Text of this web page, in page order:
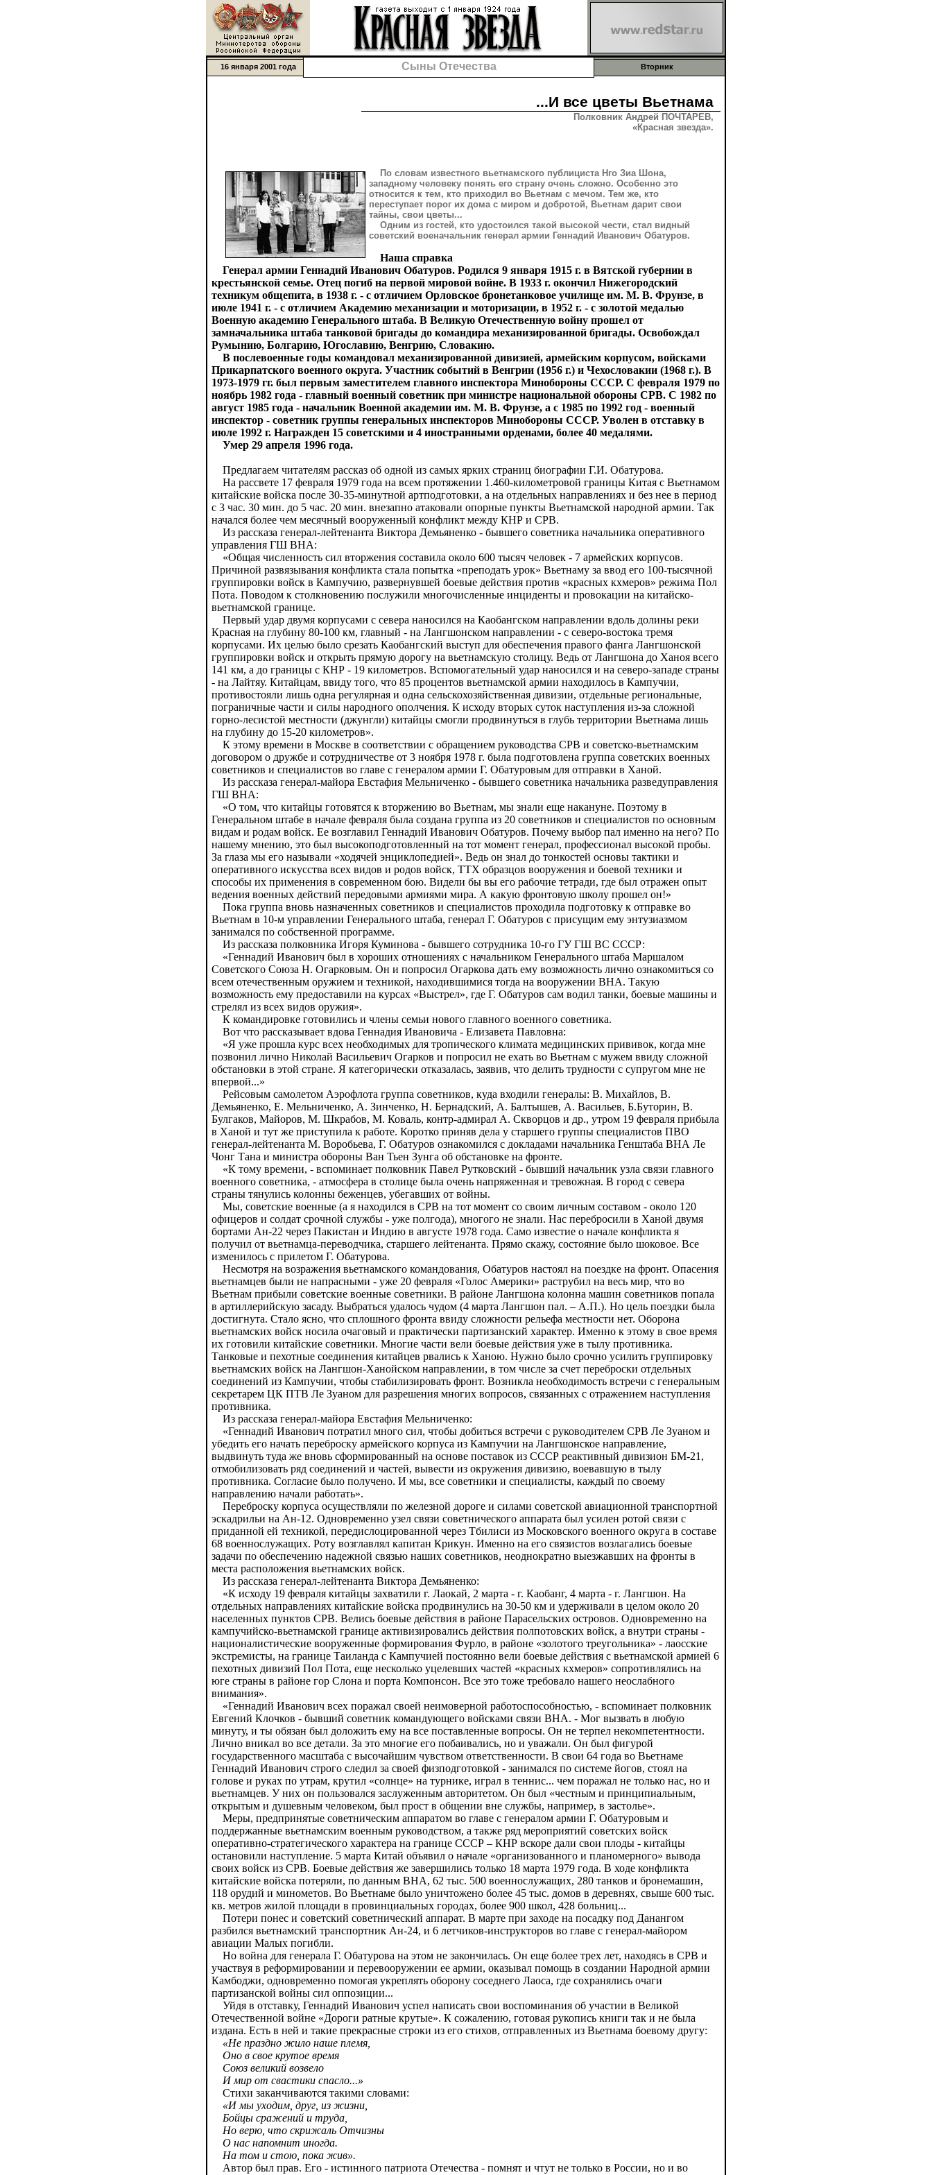
16 января 2001 года Сыны Отечества Вторник
...И все цветы Вьетнама
Полковник Андрей ПОЧТАРЕВ,
«Красная звезда».
По словам известного вьетнамского публициста Нго Зиа Шона,
западному человеку понять его страну очень сложно. Особенно это
относится к тем, кто приходил во Вьетнам с мечом. Тем же, кто
переступает порог их дома с миром и добротой, Вьетнам дарит свои
тайны, свои цветы...
Одним из гостей, кто удостоился такой высокой чести, стал видный
советский военачальник генерал армии Геннадий Иванович Обатуров.
Наша справка
Генерал армии Геннадий Иванович Обатуров. Родился 9 января 1915 г. в Вятской губернии в
крестьянской семье. Отец погиб на первой мировой войне. В 1933 г. окончил Нижегородский
техникум общепита, в 1938 г. - с отличием Орловское бронетанковое училище им. М. В. Фрунзе, в
июле 1941 г. - с отличием Академию механизации и моторизации, в 1952 г. - с золотой медалью
Военную академию Генерального штаба. В Великую Отечественную войну прошел от
замначальника штаба танковой бригады до командира механизированной бригады. Освобождал
Румынию, Болгарию, Югославию, Венгрию, Словакию.
В послевоенные годы командовал механизированной дивизией, армейским корпусом, войсками
Прикарпатского военного округа. Участник событий в Венгрии (1956 г.) и Чехословакии (1968 г.). В
1973-1979 гг. был первым заместителем главного инспектора Минобороны СССР. С февраля 1979 по
ноябрь 1982 года - главный военный советник при министре национальной обороны СРВ. С 1982 по
август 1985 года - начальник Военной академии им. М. В. Фрунзе, а с 1985 по 1992 год - военный
инспектор - советник группы генеральных инспекторов Минобороны СССР. Уволен в отставку в
июле 1992 г. Награжден 15 советскими и 4 иностранными орденами, более 40 медалями.
Умер 29 апреля 1996 года.
Предлагаем читателям рассказ об одной из самых ярких страниц биографии Г.И. Обатурова.
На рассвете 17 февраля 1979 года на всем протяжении 1.460-километровой границы Китая с Вьетнамом
китайские войска после 30-35-минутной артподготовки, а на отдельных направлениях и без нее в период
с 3 час. 30 мин. до 5 час. 20 мин. внезапно атаковали опорные пункты Вьетнамской народной армии. Так
начался более чем месячный вооруженный конфликт между КНР и СРВ.
Из рассказа генерал-лейтенанта Виктора Демьяненко - бывшего советника начальника оперативного
управления ГШ ВНА:
«Общая численность сил вторжения составила около 600 тысяч человек - 7 армейских корпусов.
Причиной развязывания конфликта стала попытка «преподать урок» Вьетнаму за ввод его 100-тысячной
группировки войск в Кампучию, развернувшей боевые действия против «красных кхмеров» режима Пол
Пота. Поводом к столкновению послужили многочисленные инциденты и провокации на китайско-
вьетнамской границе.
Первый удар двумя корпусами с севера наносился на Каобангском направлении вдоль долины реки
Красная на глубину 80-100 км, главный - на Лангшонском направлении - с северо-востока тремя
корпусами. Их целью было срезать Каобангский выступ для обеспечения правого фанга Лангшонской
группировки войск и открыть прямую дорогу на вьетнамскую столицу. Ведь от Лангшона до Ханоя всего
141 км, а до границы с КНР - 19 километров. Вспомогательный удар наносился и на северо-западе страны
- на Лайтяу. Китайцам, ввиду того, что 85 процентов вьетнамской армии находилось в Кампучии,
противостояли лишь одна регулярная и одна сельскохозяйственная дивизии, отдельные региональные,
пограничные части и силы народного ополчения. К исходу вторых суток наступления из-за сложной
горно-лесистой местности (джунгли) китайцы смогли продвинуться в глубь территории Вьетнама лишь
на глубину до 15-20 километров».
К этому времени в Москве в соответствии с обращением руководства СРВ и советско-вьетнамским
договором о дружбе и сотрудничестве от 3 ноября 1978 г. была подготовлена группа советских военных
советников и специалистов во главе с генералом армии Г. Обатуровым для отправки в Ханой.
Из рассказа генерал-майора Евстафия Мельниченко - бывшего советника начальника разведуправления
ГШ ВНА:
«О том, что китайцы готовятся к вторжению во Вьетнам, мы знали еще накануне. Поэтому в
Генеральном штабе в начале февраля была создана группа из 20 советников и специалистов по основным
видам и родам войск. Ее возглавил Геннадий Иванович Обатуров. Почему выбор пал именно на него? По
нашему мнению, это был высокоподготовленный на тот момент генерал, профессионал высокой пробы.
За глаза мы его называли «ходячей энциклопедией». Ведь он знал до тонкостей основы тактики и
оперативного искусства всех видов и родов войск, ТТХ образцов вооружения и боевой техники и
способы их применения в современном бою. Видели бы вы его рабочие тетради, где был отражен опыт
ведения военных действий передовыми армиями мира. А какую фронтовую школу прошел он!»
Пока группа вновь назначенных советников и специалистов проходила подготовку к отправке во
Вьетнам в 10-м управлении Генерального штаба, генерал Г. Обатуров с присущим ему энтузиазмом
занимался по собственной программе.
Из рассказа полковника Игоря Куминова - бывшего сотрудника 10-го ГУ ГШ ВС СССР:
«Геннадий Иванович был в хороших отношениях с начальником Генерального штаба Маршалом
Советского Союза Н. Огарковым. Он и попросил Огаркова дать ему возможность лично ознакомиться со
всем отечественным оружием и техникой, находившимися тогда на вооружении ВНА. Такую
возможность ему предоставили на курсах «Выстрел», где Г. Обатуров сам водил танки, боевые машины и
стрелял из всех видов оружия».
К командировке готовились и члены семьи нового главного военного советника.
Вот что рассказывает вдова Геннадия Ивановича - Елизавета Павловна:
«Я уже прошла курс всех необходимых для тропического климата медицинских прививок, когда мне
позвонил лично Николай Васильевич Огарков и попросил не ехать во Вьетнам с мужем ввиду сложной
обстановки в этой стране. Я категорически отказалась, заявив, что делить трудности с супругом мне не
впервой...»
Рейсовым самолетом Аэрофлота группа советников, куда входили генералы: В. Михайлов, В.
Демьяненко, Е. Мельниченко, А. Зинченко, Н. Бернадский, А. Балтышев, А. Васильев, Б.Буторин, В.
Булгаков, Майоров, М. Шкрабов, М. Коваль, контр-адмирал А. Скворцов и др., утром 19 февраля прибыла
в Ханой и тут же приступила к работе. Коротко приняв дела у старшего группы специалистов ПВО
генерал-лейтенанта М. Воробьева, Г. Обатуров ознакомился с докладами начальника Генштаба ВНА Ле
Чонг Тана и министра обороны Ван Тьен Зунга об обстановке на фронте.
«К тому времени, - вспоминает полковник Павел Рутковский - бывший начальник узла связи главного
военного советника, - атмосфера в столице была очень напряженная и тревожная. В город с севера
страны тянулись колонны беженцев, убегавших от войны.
Мы, советские военные (а я находился в СРВ на тот момент со своим личным составом - около 120
офицеров и солдат срочной службы - уже полгода), многого не знали. Нас перебросили в Ханой двумя
бортами Ан-22 через Пакистан и Индию в августе 1978 года. Само известие о начале конфликта я
получил от вьетнамца-переводчика, старшего лейтенанта. Прямо скажу, состояние было шоковое. Все
изменилось с прилетом Г. Обатурова.
Несмотря на возражения вьетнамского командования, Обатуров настоял на поездке на фронт. Опасения
вьетнамцев были не напрасными - уже 20 февраля «Голос Америки» раструбил на весь мир, что во
Вьетнам прибыли советские военные советники. В районе Лангшона колонна машин советников попала
в артиллерийскую засаду. Выбраться удалось чудом (4 марта Лангшон пал. – А.П.). Но цель поездки была
достигнута. Стало ясно, что сплошного фронта ввиду сложности рельефа местности нет. Оборона
вьетнамских войск носила очаговый и практически партизанский характер. Именно к этому в свое время
их готовили китайские советники. Многие части вели боевые действия уже в тылу противника.
Танковые и пехотные соединения китайцев рвались к Ханою. Нужно было срочно усилить группировку
вьетнамских войск на Лангшон-Ханойском направлении, в том числе за счет переброски отдельных
соединений из Кампучии, чтобы стабилизировать фронт. Возникла необходимость встречи с генеральным
секретарем ЦК ПТВ Ле Зуаном для разрешения многих вопросов, связанных с отражением наступления
противника.
Из рассказа генерал-майора Евстафия Мельниченко:
«Геннадий Иванович потратил много сил, чтобы добиться встречи с руководителем СРВ Ле Зуаном и
убедить его начать переброску армейского корпуса из Кампучии на Лангшонское направление,
выдвинуть туда же вновь сформированный на основе поставок из СССР реактивный дивизион БМ-21,
отмобилизовать ряд соединений и частей, вывести из окружения дивизию, воевавшую в тылу
противника. Согласие было получено. И мы, все советники и специалисты, каждый по своему
направлению начали работать».
Переброску корпуса осуществляли по железной дороге и силами советской авиационной транспортной
эскадрильи на Ан-12. Одновременно узел связи советнического аппарата был усилен ротой связи с
приданной ей техникой, передислоцированной через Тбилиси из Московского военного округа в составе
68 военнослужащих. Роту возглавлял капитан Крикун. Именно на его связистов возлагались боевые
задачи по обеспечению надежной связью наших советников, неоднократно выезжавших на фронты в
места расположения вьетнамских войск.
Из рассказа генерал-лейтенанта Виктора Демьяненко:
«К исходу 19 февраля китайцы захватили г. Лаокай, 2 марта - г. Каобанг, 4 марта - г. Лангшон. На
отдельных направлениях китайские войска продвинулись на 30-50 км и удерживали в целом около 20
населенных пунктов СРВ. Велись боевые действия в районе Парасельских островов. Одновременно на
кампучийско-вьетнамской границе активизировались действия полпотовских войск, а внутри страны -
националистические вооруженные формирования Фурло, в районе «золотого треугольника» - лаосские
экстремисты, на границе Таиланда с Кампучией постоянно вели боевые действия с вьетнамской армией 6
пехотных дивизий Пол Пота, еще несколько уцелевших частей «красных кхмеров» сопротивлялись на
юге страны в районе гор Слона и порта Компонсон. Все это тоже требовало нашего неослабного
внимания».
«Геннадий Иванович всех поражал своей неимоверной работоспособностью, - вспоминает полковник
Евгений Клочков - бывший советник командующего войсками связи ВНА. - Мог вызвать в любую
минуту, и ты обязан был доложить ему на все поставленные вопросы. Он не терпел некомпетентности.
Лично вникал во все детали. За это многие его побаивались, но и уважали. Он был фигурой
государственного масштаба с высочайшим чувством ответственности. В свои 64 года во Вьетнаме
Геннадий Иванович строго следил за своей физподготовкой - занимался по системе йогов, стоял на
голове и руках по утрам, крутил «солнце» на турнике, играл в теннис... чем поражал не только нас, но и
вьетнамцев. У них он пользовался заслуженным авторитетом. Он был «честным и принципиальным,
открытым и душевным человеком, был прост в общении вне службы, например, в застолье».
Меры, предпринятые советническим аппаратом во главе с генералом армии Г. Обатуровым и
поддержанные вьетнамским военным руководством, а также ряд мероприятий советских войск
оперативно-стратегического характера на границе СССР – КНР вскоре дали свои плоды - китайцы
остановили наступление. 5 марта Китай объявил о начале «организованного и планомерного» вывода
своих войск из СРВ. Боевые действия же завершились только 18 марта 1979 года. В ходе конфликта
китайские войска потеряли, по данным ВНА, 62 тыс. 500 военнослужащих, 280 танков и бронемашин,
118 орудий и минометов. Во Вьетнаме было уничтожено более 45 тыс. домов в деревнях, свыше 600 тыс.
кв. метров жилой площади в провинциальных городах, более 900 школ, 428 больниц...
Потери понес и советский советнический аппарат. В марте при заходе на посадку под Данангом
разбился вьетнамский транспортник Ан-24, и 6 летчиков-инструкторов во главе с генерал-майором
авиации Малых погибли.
Но война для генерала Г. Обатурова на этом не закончилась. Он еще более трех лет, находясь в СРВ и
участвуя в реформировании и перевооружении ее армии, оказывал помощь в создании Народной армии
Камбоджи, одновременно помогая укреплять оборону соседнего Лаоса, где сохранялись очаги
партизанской войны сил оппозиции...
Уйдя в отставку, Геннадий Иванович успел написать свои воспоминания об участии в Великой
Отечественной войне «Дороги ратные крутые». К сожалению, готовая рукопись книги так и не была
издана. Есть в ней и такие прекрасные строки из его стихов, отправленных из Вьетнама боевому другу:
«Не праздно жило наше племя,
Оно в свое крутое время
Союз великий возвело
И мир от свастики спасло...»
Стихи заканчиваются такими словами:
«И мы уходим, друг, из жизни,
Бойцы сражений и труда,
Но верю, что скрижаль Отчизны
О нас напомнит иногда.
На том и стою, пока жив».
Автор был прав. Его - истинного патриота Отечества - помнят и чтут не только в России, но и во